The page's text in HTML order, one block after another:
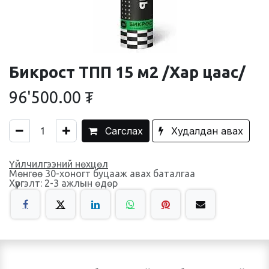
Бикрост ТПП 15 м2 /Хар цаас/
96'500.00 ₮
Сагслах Худалдан авах
Үйлчилгээний нөхцөл
Мөнгөө 30-хоногт буцааж авах баталгаа
Хүргэлт: 2-3 ажлын өдөр